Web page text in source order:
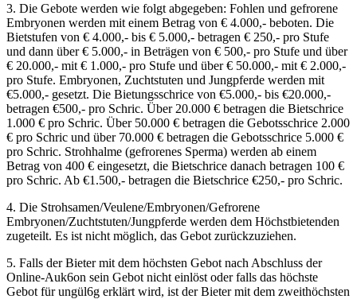
3. Die Gebote werden wie folgt abgegeben: Fohlen und gefrorene
Embryonen werden mit einem Betrag von € 4.000,- beboten. Die
Bietstufen von € 4.000,- bis € 5.000,- betragen € 250,- pro Stufe
und dann über € 5.000,- in Beträgen von € 500,- pro Stufe und über
€ 20.000,- mit € 1.000,- pro Stufe und über € 50.000,- mit € 2.000,-
pro Stufe. Embryonen, Zuchtstuten und Jungpferde werden mit
€5.000,- gesetzt. Die Bietungsschrice von €5.000,- bis €20.000,-
betragen €500,- pro Schric. Über 20.000 € betragen die Bietschrice
1.000 € pro Schric. Über 50.000 € betragen die Gebotsschrice 2.000
€ pro Schric und über 70.000 € betragen die Gebotsschrice 5.000 €
pro Schric. Strohhalme (gefrorenes Sperma) werden ab einem
Betrag von 400 € eingesetzt, die Bietschrice danach betragen 100 €
pro Schric. Ab €1.500,- betragen die Bietschrice €250,- pro Schric.
4. Die Strohsamen/Veulene/Embryonen/Gefrorene
Embryonen/Zuchtstuten/Jungpferde werden dem Höchstbietenden
zugeteilt. Es ist nicht möglich, das Gebot zurückzuziehen.
5. Falls der Bieter mit dem höchsten Gebot nach Abschluss der
Online-Auk6on sein Gebot nicht einlöst oder falls das höchste
Gebot für ungül6g erklärt wird, ist der Bieter mit dem zweithöchsten